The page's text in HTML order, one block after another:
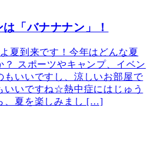
「バナナナン」！
夏到来です！今年はどんな夏
？ スポーツやキャンプ、イベン
もいいですし、涼しいお部屋で
いいですね☆熱中症にはじゅう
、夏を楽しみまし […]